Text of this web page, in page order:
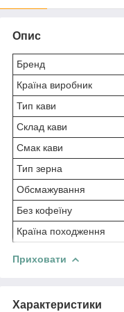
Опис
Бренд
Країна виробник
Тип кави
Склад кави
Смак кави
Тип зерна
Обсмажування
Без кофеїну
Країна походження
Приховати
Характеристики